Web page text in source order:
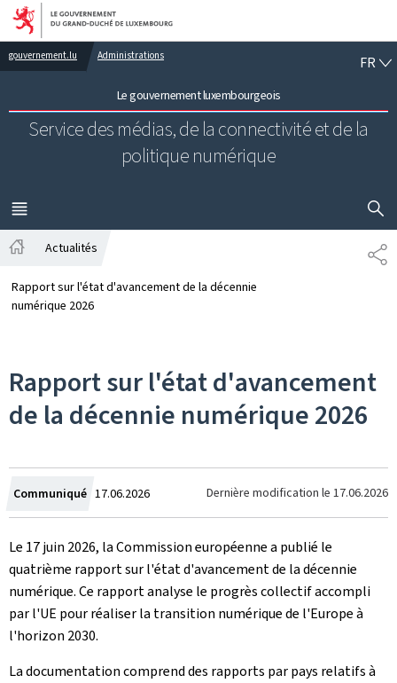
Aller au menu principal
Aller au contenu
gouvernement.lu Administrations
Le gouvernement luxembourgeois
Service des médias, de la connectivité et de la
politique numérique
FR
MENU
PRINCIPAL
Actualités
Rapport sur l'état d'avancement de la décennie
numérique 2026
Rapport sur l'état d'avancement
de la décennie numérique 2026
Communiqué Crée
le
17.06.2026 Dernière modification le 17.06.2026
Le 17 juin 2026, la Commission européenne a publié le
quatrième rapport sur l'état d'avancement de la décennie
numérique. Ce rapport analyse le progrès collectif accompli
par l'UE pour réaliser la transition numérique de l'Europe à
l'horizon 2030.
La documentation comprend des rapports par pays relatifs à